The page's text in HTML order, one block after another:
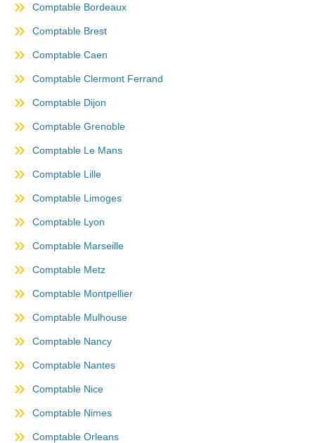
Comptable Bordeaux
Comptable Brest
Comptable Caen
Comptable Clermont Ferrand
Comptable Dijon
Comptable Grenoble
Comptable Le Mans
Comptable Lille
Comptable Limoges
Comptable Lyon
Comptable Marseille
Comptable Metz
Comptable Montpellier
Comptable Mulhouse
Comptable Nancy
Comptable Nantes
Comptable Nice
Comptable Nimes
Comptable Orleans